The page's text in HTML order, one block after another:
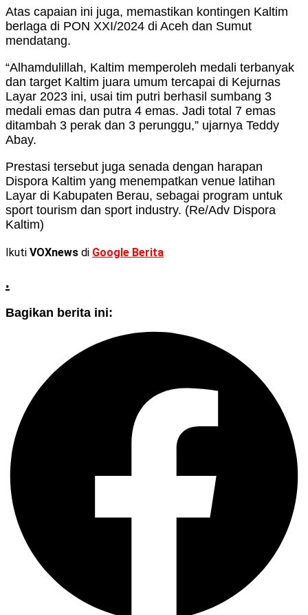
Atas capaian ini juga, memastikan kontingen Kaltim
berlaga di PON XXI/2024 di Aceh dan Sumut
mendatang.
“Alhamdulillah, Kaltim memperoleh medali terbanyak
dan target Kaltim juara umum tercapai di Kejurnas
Layar 2023 ini, usai tim putri berhasil sumbang 3
medali emas dan putra 4 emas. Jadi total 7 emas
ditambah 3 perak dan 3 perunggu,” ujarnya Teddy
Abay.
Prestasi tersebut juga senada dengan harapan
Dispora Kaltim yang menempatkan venue latihan
Layar di Kabupaten Berau, sebagai program untuk
sport tourism dan sport industry. (Re/Adv Dispora
Kaltim)
Ikuti VOXnews di Google Berita
.
Bagikan berita ini: